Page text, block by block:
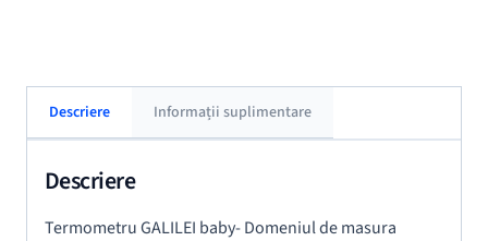
Descriere Informații suplimentare
Descriere
Termometru GALILEI baby- Domeniul de masura